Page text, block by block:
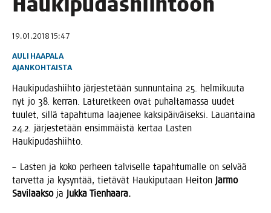
19.01.2018 15:47
AULI HAAPALA
AJANKOHTAISTA
Hau­ki­pu­das­hiih­to jär­jes­te­tään sun­nun­tai­na 25. hel­mi­kuu­ta
nyt jo 38. ker­ran. Latu­ret­keen ovat puhal­ta­mas­sa uudet
tuu­let, sil­lä tapah­tu­ma laa­je­nee kak­si­päi­väi­sek­si. Lau­an­tai­na
24.2. jär­jes­te­tään ensim­mäis­tä ker­taa Las­ten
Haukipudashiihto.
– Las­ten ja koko per­heen tal­vi­sel­le tapah­tu­mal­le on sel­vää
tar­vet­ta ja kysyn­tää, tie­tä­vät Hau­ki­pu­taan Hei­ton Jar­mo
Savi­laak­soja Juk­ka Tienhaara.